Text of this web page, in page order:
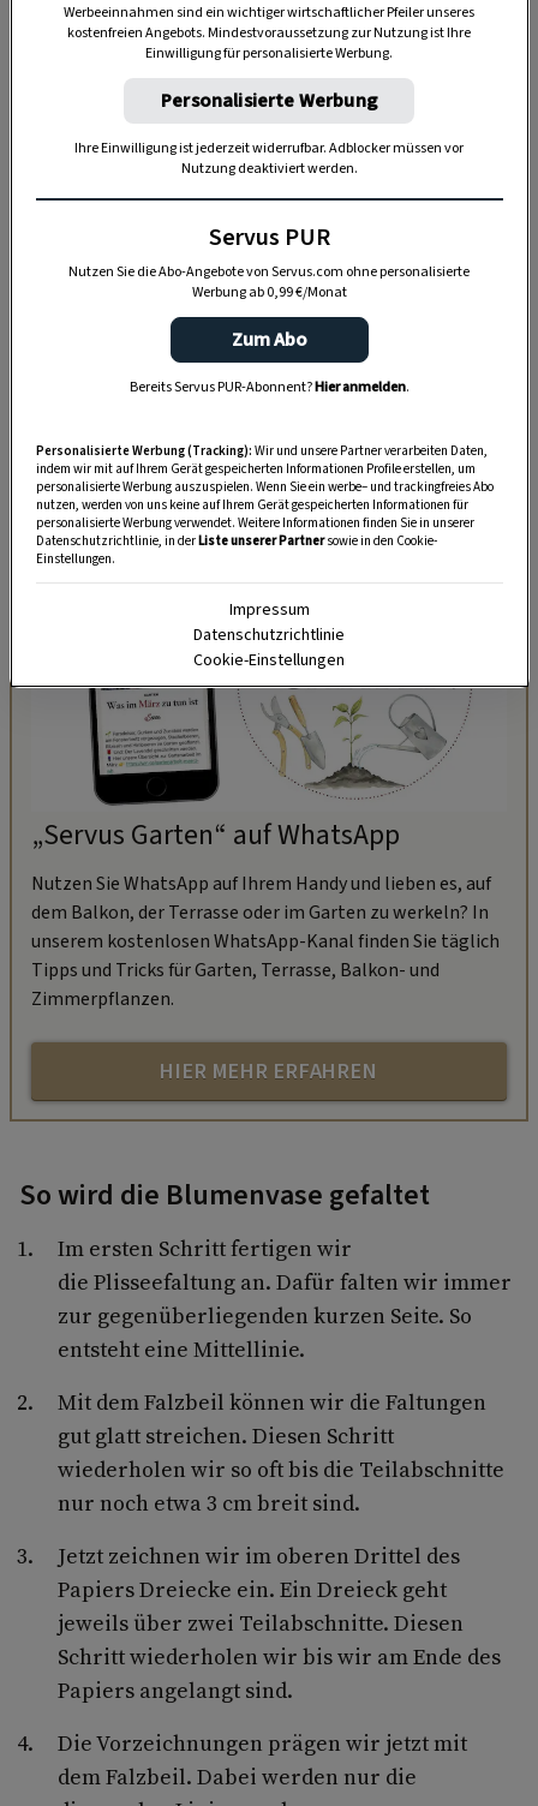
zu sehen.
Mehr Videoszu Basteln & Backen und zur
YouTube-Kanal.
„Servus Garten“ auf WhatsApp
Nutzen Sie WhatsApp auf Ihrem Handy und lieben es, auf
dem Balkon, der Terrasse oder im Garten zu werkeln? In
unserem kostenlosen WhatsApp-Kanal finden Sie täglich
Tipps und Tricks für Garten, Terrasse, Balkon- und
Zimmerpflanzen.
HIER MEHR ERFAHREN
So wird die Blumenvase gefaltet
Im ersten Schritt fertigen wir
die Plisseefaltung an. Dafür falten wir immer
zur gegenüberliegenden kurzen Seite. So
entsteht eine Mittellinie.
Mit dem Falzbeil können wir die Faltungen
gut glatt streichen. Diesen Schritt
wiederholen wir so oft bis die Teilabschnitte
nur noch etwa 3 cm breit sind.
Jetzt zeichnen wir im oberen Drittel des
Papiers Dreiecke ein. Ein Dreieck geht
jeweils über zwei Teilabschnitte. Diesen
Schritt wiederholen wir bis wir am Ende des
Papiers angelangt sind.
Die Vorzeichnungen prägen wir jetzt mit
dem Falzbeil. Dabei werden nur die
Werbeeinnahmen sind ein wichtiger wirtschaftlicher Pfeiler unseres
kostenfreien Angebots. Mindestvoraussetzung zur Nutzung ist Ihre
Einwilligung für personalisierte Werbung.
Personalisierte Werbung
Ihre Einwilligung ist jederzeit widerrufbar. Adblocker müssen vor
Nutzung deaktiviert werden.
Servus PUR
Nutzen Sie die Abo-Angebote von Servus.com ohne personalisierte
Werbung ab 0,99 €/Monat
Zum Abo
Bereits Servus PUR-Abonnent?Hier anmelden.
Personalisierte Werbung (Tracking): Wir und unsere Partner verarbeiten Daten,
indem wir mit auf Ihrem Gerät gespeicherten Informationen Profile erstellen, um
personalisierte Werbung auszuspielen. Wenn Sie ein werbe– und trackingfreies Abo
nutzen, werden von uns keine auf Ihrem Gerät gespeicherten Informationen für
personalisierte Werbung verwendet. Weitere Informationen finden Sie in unserer
Datenschutzrichtlinie, in derListe unserer Partnersowie in den Cookie-
Einstellungen.
Impressum
Datenschutzrichtlinie
Cookie-Einstellungen